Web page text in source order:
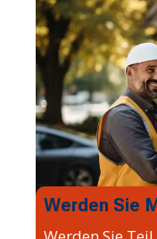
Werden Sie